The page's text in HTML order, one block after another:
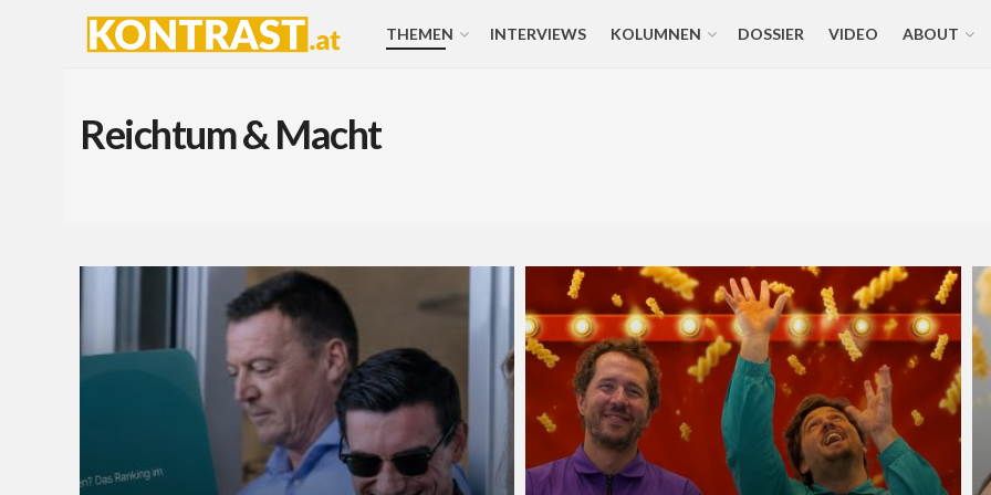
THEMEN INTERVIEWS KOLUMNEN DOSSIER VIDEO ABOUT
Reichtum & Macht